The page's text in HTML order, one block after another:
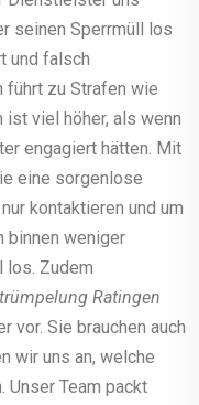
seinen Sperrmüll los
und falsch
führt zu Strafen wie
viel höher, als wenn
engagiert hätten. Mit
eine sorgenlose
kontaktieren und um
binnen weniger
los. Zudem
Ratingen
vor. Sie brauchen auch
wir uns an, welche
Unser Team packt